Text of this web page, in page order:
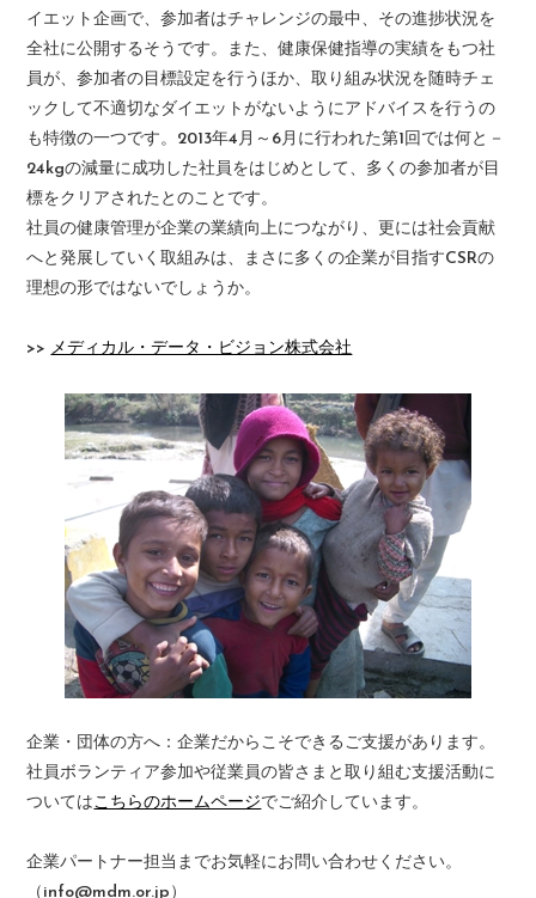
イエット企画で、参加者はチャレンジの最中、その進捗状況を
全社に公開するそうです。また、健康保健指導の実績をもつ社
員が、参加者の目標設定を行うほか、取り組み状況を随時チェ
ックして不適切なダイエットがないようにアドバイスを行うの
も特徴の一つです。2013年4月～6月に行われた第1回では何と－
24kgの減量に成功した社員をはじめとして、多くの参加者が目
標をクリアされたとのことです。
社員の健康管理が企業の業績向上につながり、更には社会貢献
へと発展していく取組みは、まさに多くの企業が目指すCSRの
理想の形ではないでしょうか。
>> メディカル・データ・ビジョン株式会社
企業・団体の方へ：企業だからこそできるご支援があります。
社員ボランティア参加や従業員の皆さまと取り組む支援活動に
ついてはこちらのホームページでご紹介しています。
企業パートナー担当までお気軽にお問い合わせください。
（info@mdm.or.jp）